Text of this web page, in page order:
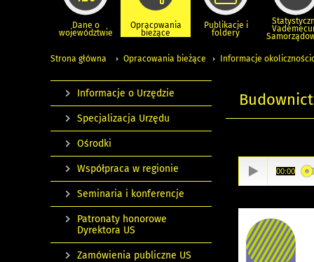
Dane o
województwie
Opracowania
bieżące
Publikacje i
foldery
Strona główna Opracowania bieżące Informacje
00:00
Informacje o Urzędzie
Specjalizacja Urzędu
Ośrodki
Współpraca w regionie
Seminaria i konferencje
Patronaty honorowe
Dyrektora US
Zamówienia publiczne US